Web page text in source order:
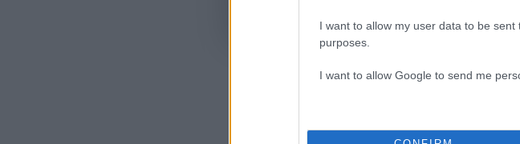
I want to allow my user data to be
purposes.
I want to allow Google to send me
ΑΣΗΜΙΝΑ